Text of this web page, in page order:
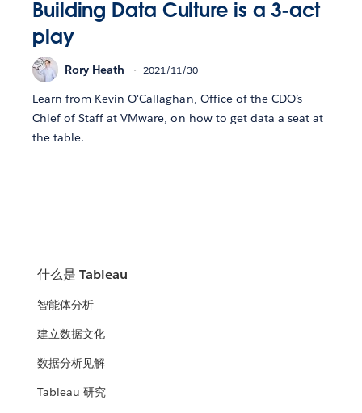
Building Data Culture is a 3-act
play
Rory Heath 2021/11/30
Learn from Kevin O'Callaghan, Office of the CDO’s
Chief of Staff at VMware, on how to get data a seat at
the table.
什么是 Tableau
智能体分析
建立数据文化
数据分析见解
Tableau 研究